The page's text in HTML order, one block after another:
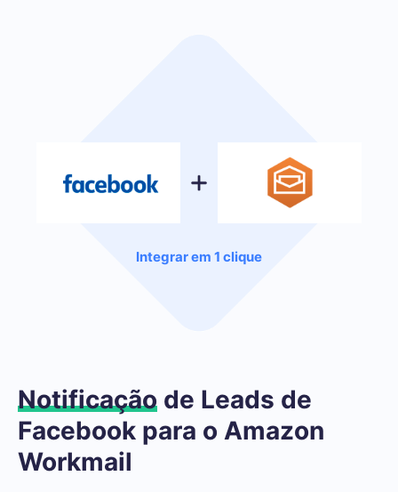
Integrar em 1 clique
Notificação de Leads de
Facebook para o Amazon
Workmail